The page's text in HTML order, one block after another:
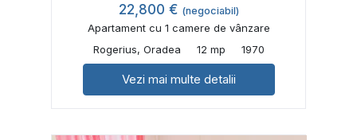
22,800 € (negociabil)
Apartament cu 1 camere de vânzare
Rogerius, Oradea
12 mp 1970
Vezi mai multe detalii